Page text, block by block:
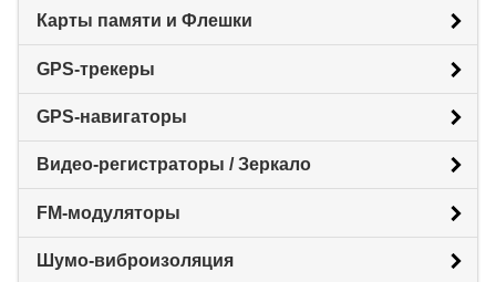
Карты памяти и Флешки
GPS-трекеры
GPS-навигаторы
Видео-регистраторы / Зеркало
FM-модуляторы
Шумо-виброизоляция